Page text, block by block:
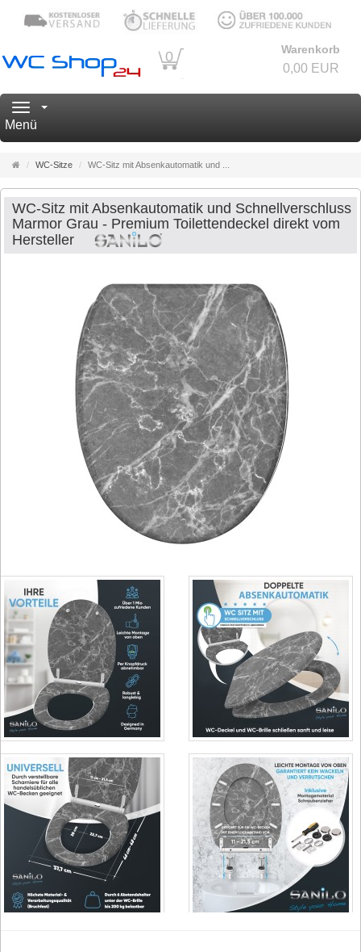
0 Warenkorb
0,00 EUR
Navigation
Menü
Startseite
WC-Sitze WC-Sitz mit Absenkautomatik und ...
WC-Sitz mit Absenkautomatik und Schnellverschluss
Marmor Grau - Premium Toilettendeckel direkt vom
Hersteller